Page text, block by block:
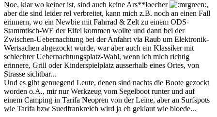
Noe, klar wo keiner ist, sind auch keine Ars**loecher
,
aber die sind leider rel verbreitet, kann mich z.B. noch an einen Fall
erinnern, wo ein Newbie mit Fahrrad & Zelt zu einem ODS-
Stammtisch-WE der Eifel kommen wollte und dann bei der
Zwischen-Uebernachtung bei der Anfahrt via Raub um Elektronik-
Wertsachen abgezockt wurde, war aber auch ein Klassiker mit
schlechter Uebernachtungsplatz-Wahl, wenn ich mich richtig
erinnere, Grill oder Kinderspielplatz ausserhalb eines Ortes, von
Strasse sichtbar...
Und es gibt genuegend Leute, denen sind nachts die Boote gezockt
worden o.A., mir nur Werkzeug vom Segelboot runter und auf
einem Camping in Tarifa Neopren von der Leine, aber an Surfspots
wie Tarifa bzw Suedfrankreich wird ja eh geklaut wie bloede...